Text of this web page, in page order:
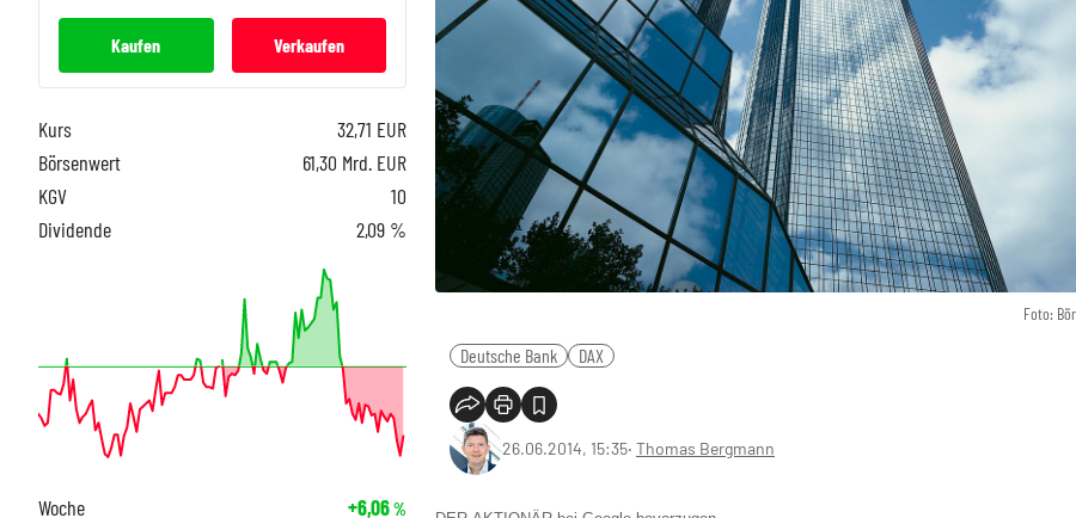
Foto:
Deutsche Bank DAX
26.06.2014, 15:35‧ Thomas Bergmann
Kaufen Verkaufen
Kurs 32,71 EUR
Börsenwert
61,30 Mrd. EUR
KGV
10
Dividende
2,09 %
Woche +6,06%